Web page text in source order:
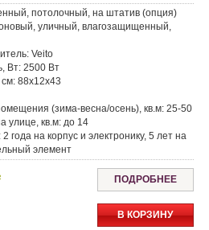
потолочный, на штатив (опция)
уличный, влагозащищенный,
Veito
Вт: 2500 Вт
88х12х43
(зима-весна/осень), кв.м: 25-50
улице, кв.м: до 14
2 года на корпус и электронику, 5 лет на
элемент
ПОДРОБНЕЕ
В КОРЗИНУ